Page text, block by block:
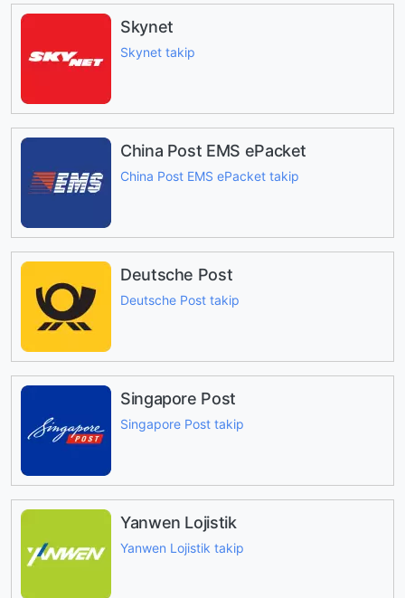
Skynet
Skynet takip
China Post EMS ePacket
China Post EMS ePacket takip
Deutsche Post
Deutsche Post takip
Singapore Post
Singapore Post takip
Yanwen Lojistik
Yanwen Lojistik takip